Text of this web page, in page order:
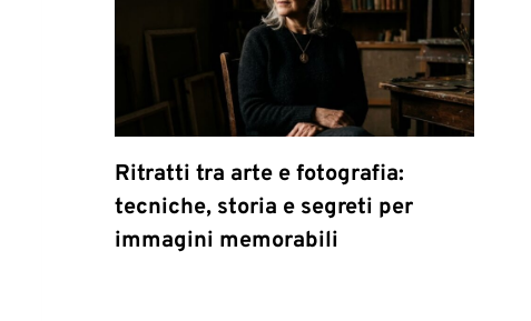
Ritratti tra arte e fotografia:
tecniche, storia e segreti per
immagini memorabili